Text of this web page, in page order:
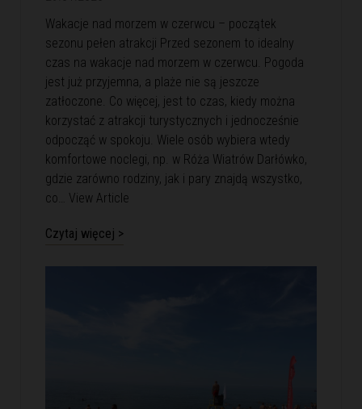
Wakacje nad morzem w czerwcu – początek
sezonu pełen atrakcji Przed sezonem to idealny
czas na wakacje nad morzem w czerwcu. Pogoda
jest już przyjemna, a plaże nie są jeszcze
zatłoczone. Co więcej, jest to czas, kiedy można
korzystać z atrakcji turystycznych i jednocześnie
odpocząć w spokoju. Wiele osób wybiera wtedy
komfortowe noclegi, np. w Róża Wiatrów Darłówko,
gdzie zarówno rodziny, jak i pary znajdą wszystko,
co… View Article
Czytaj więcej >